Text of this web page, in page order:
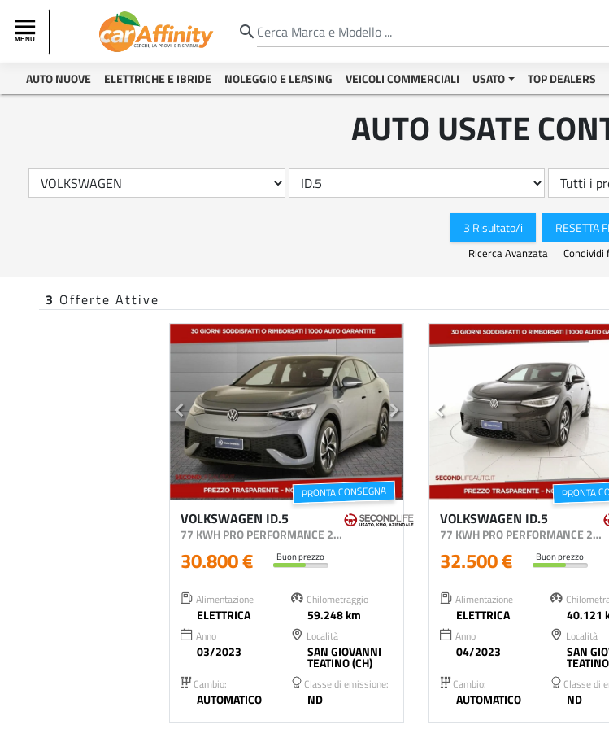
search
AUTO NUOVE ELETTRICHE E IBRIDE NOLEGGIO E LEASING VEICOLI COMMERCIALI USATO TOP DEALERS
AUTO USATE
3 Risultato/i RESETTA
Ricerca Avanzata Condividi
3 Offerte Attive
PRONTA CONSEGNA
VOLKSWAGEN ID.5
77 KWH PRO PERFORMANCE 204CV
30.800 € Buon prezzo
Alimentazione
ELETTRICA
Chilometraggio
59.248 km
Anno
03/2023
Località
SAN GIOVANNI
TEATINO (CH)
Cambio:
AUTOMATICO
Classe di emissione:
ND
PRONTA
VOLKSWAGEN ID.5
77 KWH PRO PERFORMANCE 204CV
32.500 € Buon prezzo
Alimentazione
ELETTRICA 40.121
Anno
04/2023
Località
SAN
Cambio:
AUTOMATICO
Classe di
ND